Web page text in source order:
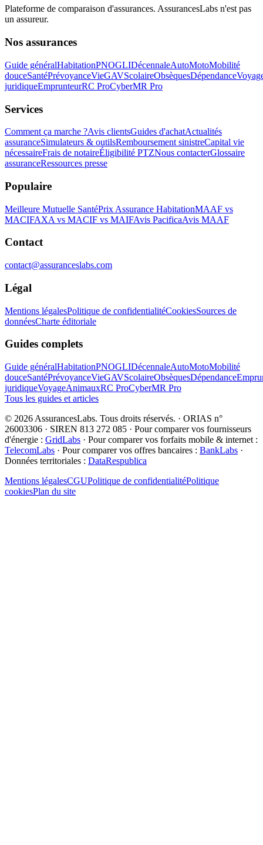
Plateforme de comparaison d'assurances. AssurancesLabs n'est pas
un assureur.
Nos assurances
Guide généralHabitationPNOGLIDécennaleAutoMotoMobilité
douceSantéPrévoyanceVieGAVScolaireObsèquesDépendance
juridiqueEmprunteurRC ProCyberMR Pro
Services
Comment ça marche ?Avis clientsGuides d'achatActualités
assuranceSimulateurs & outilsRemboursement sinistreCapital vie
nécessaireFrais de notaireÉligibilité PTZNous contacterGlossaire
assuranceRessources presse
Populaire
Meilleure Mutuelle SantéPrix Assurance HabitationMAAF vs
MACIFAXA vs MACIF vs MAIFAvis PacificaAvis MAAF
Contact
contact@assuranceslabs.com
Légal
Mentions légalesPolitique de confidentialitéCookiesSources de
donnéesCharte éditoriale
Guides complets
Guide généralHabitationPNOGLIDécennaleAutoMotoMobilité
douceSantéPrévoyanceVieGAVScolaireObsèquesDépendance
juridiqueVoyageAnimauxRC ProCyberMR Pro
Tous les guides et articles
© 2026 AssurancesLabs. Tous droits réservés. · ORIAS n°
26003306 · SIREN 813 272 085 · Pour comparer vos fournisseurs
d'énergie : GridLabs · Pour comparer vos forfaits mobile & internet :
TelecomLabs · Pour comparer vos offres bancaires : BankLabs ·
Données territoriales : DataRespublica
Mentions légalesCGUPolitique de confidentialitéPolitique
cookiesPlan du site